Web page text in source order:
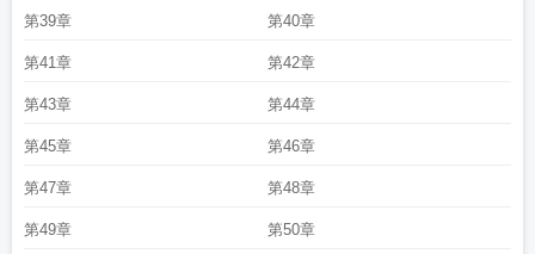
第39章 第40章
第41章 第42章
第43章 第44章
第45章 第46章
第47章 第48章
第49章 第50章